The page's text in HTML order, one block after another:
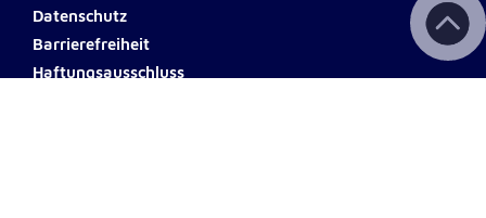
Datenschutz
Barrierefreiheit
Haftungsausschluss